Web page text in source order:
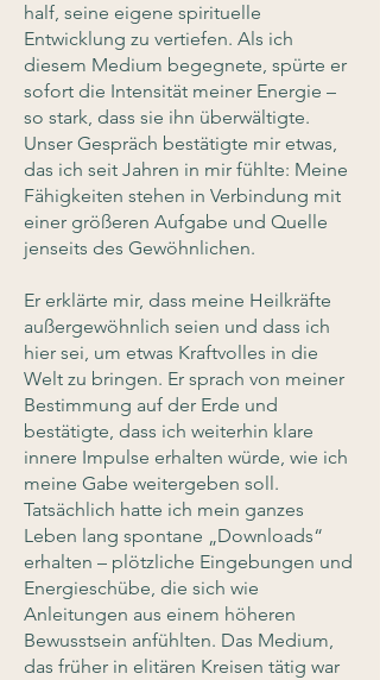
half, seine eigene spirituelle
Entwicklung zu vertiefen. Als ich
diesem Medium begegnete, spürte er
sofort die Intensität meiner Energie –
so stark, dass sie ihn überwältigte.
Unser Gespräch bestätigte mir etwas,
das ich seit Jahren in mir fühlte: Meine
Fähigkeiten stehen in Verbindung mit
einer größeren Aufgabe und Quelle
jenseits des Gewöhnlichen.
Er erklärte mir, dass meine Heilkräfte
außergewöhnlich seien und dass ich
hier sei, um etwas Kraftvolles in die
Welt zu bringen. Er sprach von meiner
Bestimmung auf der Erde und
bestätigte, dass ich weiterhin klare
innere Impulse erhalten würde, wie ich
meine Gabe weitergeben soll.
Tatsächlich hatte ich mein ganzes
Leben lang spontane „Downloads“
erhalten – plötzliche Eingebungen und
Energieschübe, die sich wie
Anleitungen aus einem höheren
Bewusstsein anfühlten. Das Medium,
das früher in elitären Kreisen tätig war